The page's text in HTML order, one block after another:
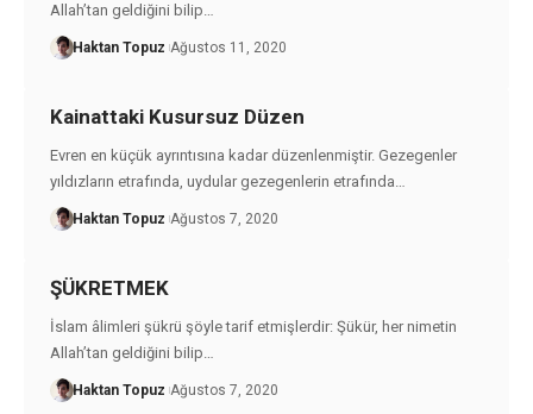
Allah’tan geldiğini bilip…
Haktan Topuz Ağustos 11, 2020
Kainattaki Kusursuz Düzen
Evren en küçük ayrıntısına kadar düzenlenmiştir. Gezegenler
yıldızların etrafında, uydular gezegenlerin etrafında…
Haktan Topuz Ağustos 7, 2020
ŞÜKRETMEK
İslam âlimleri şükrü şöyle tarif etmişlerdir: Şükür, her nimetin
Allah’tan geldiğini bilip…
Haktan Topuz Ağustos 7, 2020